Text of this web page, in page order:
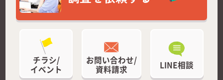
チラシ/
イベント
お問い合わせ/
資料請求
LINE相談